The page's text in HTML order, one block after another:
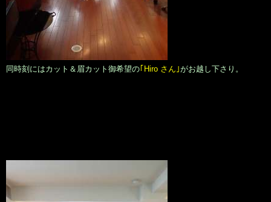
同時刻にはカット＆眉カット御希望の｢Hiro さん｣がお越し下さり。